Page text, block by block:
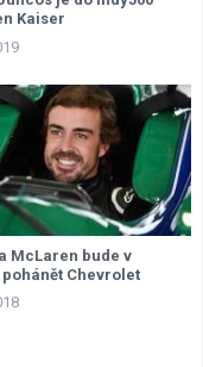
Kaiser
McLaren bude v
pohánět Chevrolet